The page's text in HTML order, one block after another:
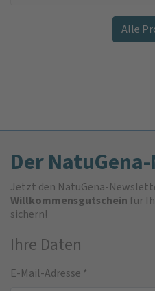
Alle
Der
Jetzt den NatuGena-
Willkommensgutschein für
sichern!
Ihre Daten
E-Mail-Adresse *